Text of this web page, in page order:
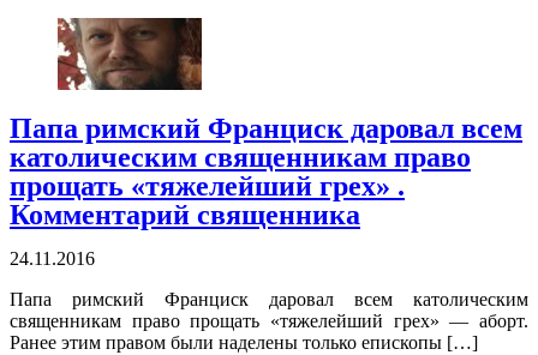
Папа римский Франциск даровал всем
католическим священникам право
прощать «тяжелейший грех» .
Комментарий священника
24.11.2016
Папа римский Франциск даровал всем католическим
священникам право прощать «тяжелейший грех» — аборт.
Ранее этим правом были наделены только епископы […]